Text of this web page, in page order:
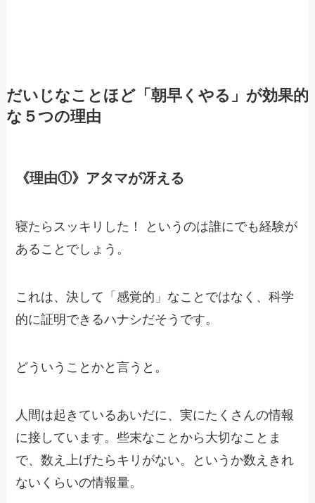
だいじなことほど「朝早くやる」が効果的
な５つの理由
《理由①》アタマが冴える
寝たらスッキリした！ というのは誰にでも経験が
あることでしょう。
これは、決して「感覚的」なことではなく、科学
的に証明できるハナシだそうです。
どういうことかと言うと。
人間は起きているあいだに、実にたくさんの情報
に接しています。些末なことから大切なことま
で、数え上げたらキリがない。というか数えきれ
ないくらいの情報量。